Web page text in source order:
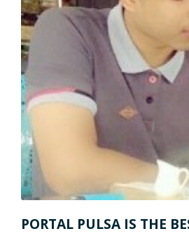
PORTAL PULSA IS THE